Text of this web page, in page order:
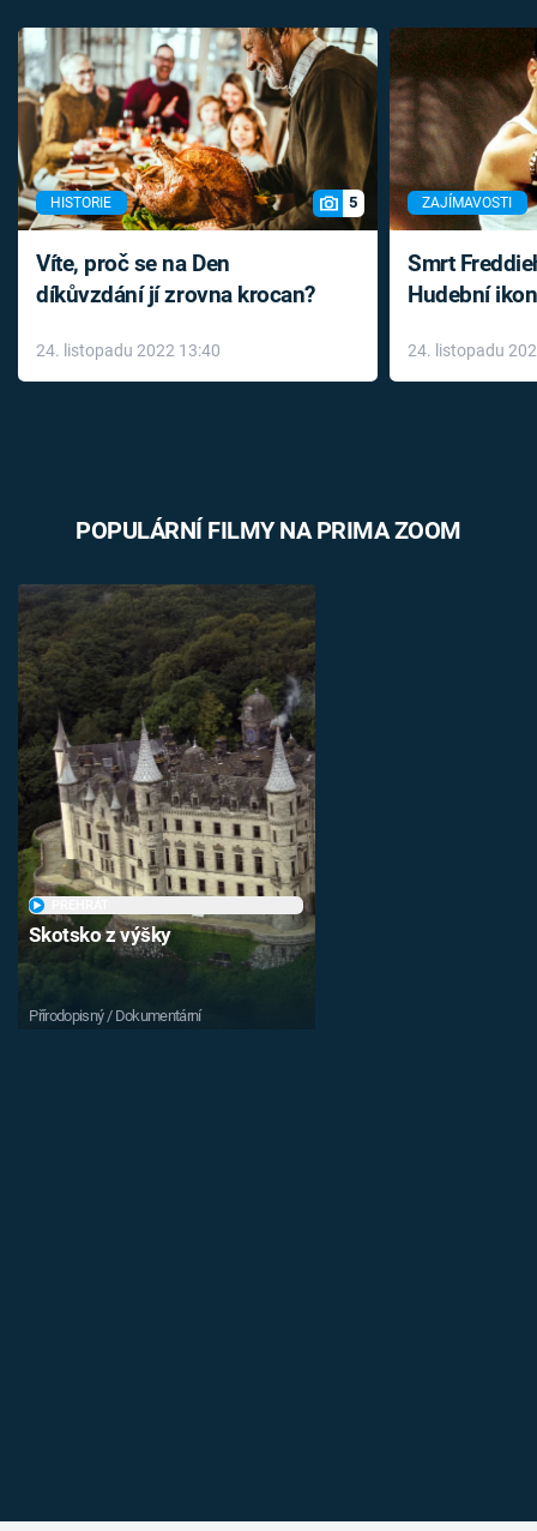
HISTORIE 5
Víte, proč se na Den
díkůvzdání jí zrovna krocan?
24. listopadu 2022 13:40
ZAJÍMAVOSTI
Smrt
Hudební
léky
24. listopadu
POPULÁRNÍ FILMY NA PRIMA ZOOM
Skotsko z výšky
Přírodopisný / Dokumentární